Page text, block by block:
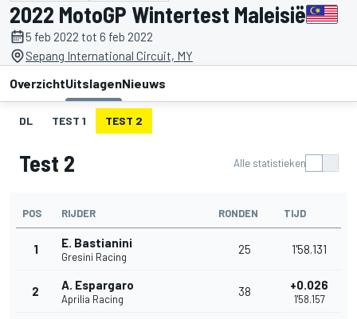
2022 MotoGP Wintertest Maleisië
5 feb 2022 tot 6 feb 2022
Sepang International Circuit, MY
OverzichtUitslagenNieuws
DL TEST 1 TEST 2
Test 2 Alle statistieken
POS RIJDER RONDEN TIJD
1 E. Bastianini
Gresini Racing
25 1'58.131
2 A. Espargaro
Aprilia Racing
38 +0.026
1'58.157